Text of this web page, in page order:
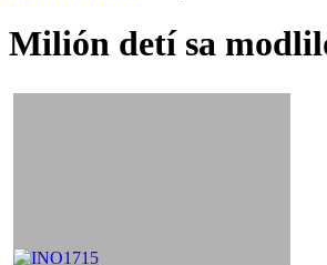
Milión detí sa